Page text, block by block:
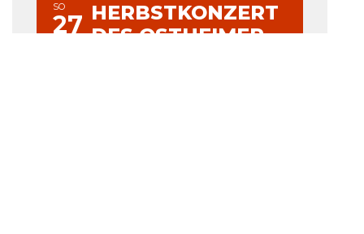
SO
27 HERBSTKONZERT
DES OSTHEIMER